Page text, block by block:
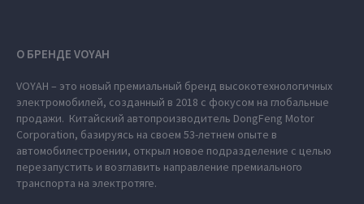
О БРЕНДЕ VOYAH
VOYAH – это новый премиальный бренд высокотехнологичных
электромобилей, созданный в 2018 с фокусом на глобальные
продажи. Китайский автопроизводитель DongFeng Motor
Corporation, базируясь на своем 53-летнем опыте в
автомобилестроении, открыл новое подразделение с целью
перезапустить и возглавить направление премиального
транспорта на электротяге.